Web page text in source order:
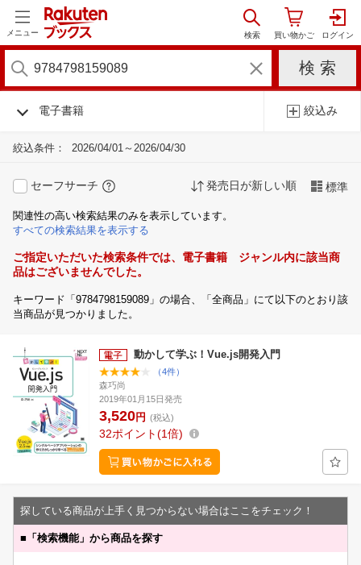
メニュー
電子書籍 絞込み
絞込条件： 2026/04/01～2026/04/30
セーフサーチ 発売日が新しい順 標準
関連性の高い検索結果のみを表示しています。
すべての検索結果を表示する
ご指定いただいた検索条件では、電子書籍 ジャンル内に該当商
品はございませんでした。
キーワード「9784798159089」の場合、「全商品」にて以下のとおり該
当商品が見つかりました。
動かして学ぶ！Vue.js開発入門
（4件）
森巧尚
2019年01月15日発売
3,520円 (税込)
32ポイント 1倍
探している商品が上手く見つからない場合はここをチェック！
■ 「検索機能」から商品を探す